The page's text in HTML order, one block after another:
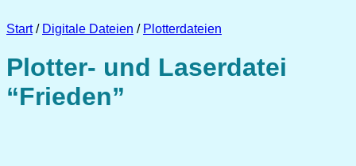
Start / Digitale Dateien / Plotterdateien
Plotter- und Laserdatei
“Frieden”